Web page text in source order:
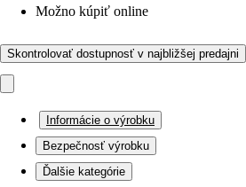
Možno kúpiť online
Skontrolovať dostupnosť v najbližšej predajni
Informácie o výrobku
Bezpečnosť výrobku
Ďalšie kategórie